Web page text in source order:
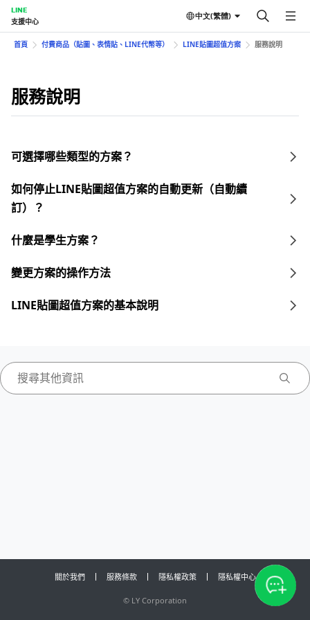
LINE
支援中心
中文(繁體)
首頁 付費商品（貼圖、表情貼、LINE代幣等） LINE貼圖超值方案 服務說明
服務說明
可選擇哪些類型的方案？
如何停止LINE貼圖超值方案的自動更新（自動續
訂）？
什麼是學生方案？
變更方案的操作方法
LINE貼圖超值方案的基本說明
關於我們 服務條款 隱私權政策 隱私權中心
© LY Corporation